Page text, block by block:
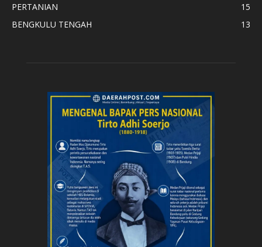
PERTANIAN
15
BENGKULU TENGAH
13